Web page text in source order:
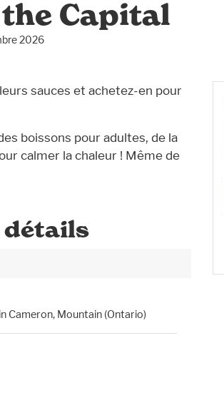
Capital
2026
sauces et achetez-en pour
boissons pour adultes, de la
calmer la chaleur ! Même de
détails
Cameron, Mountain (Ontario)